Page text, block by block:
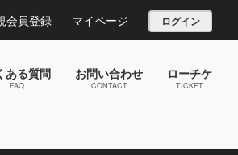
会員登録 マイページ ログイン
ある質問
FAQ
お問い合わせ
CONTACT
ローチケ
TICKET